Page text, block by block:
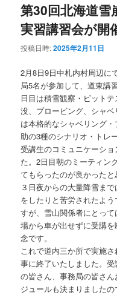
第30回北海道雪
実習講習会が開
投稿日時:2025年2月11日
2月8日9日中札内村周辺に
局5名が参加して、道東講
日目は積雪観察・ピット
没、プロービング、シャ
は本格的なシャベリング
助の3種のシナリオ・トレ
受講生のコミュニケーシ
た。2日目朝のミーティン
てもらったのが良かったと
３日夜からの大量降雪ま
をしたりと苦労されたよ
すが、雪山関係者にとっ
場から車が出せずに受講
念です。
これで道内三か所で実施
事に終了いたしました。
の皆さん、事務局の皆さ
ジュールも決まりましたの